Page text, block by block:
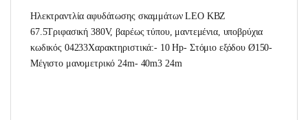
Ηλεκτραντλία αφυδάτωσης σκαμμάτων LEO KBZ
67.5Τριφασική 380V, βαρέως τύπου, μαντεμένια, υποβρύχια
κωδικός 04233Χαρακτηριστικά:- 10 Hp- Στόμιο εξόδου Ø150-
Μέγιστο μανομετρικό 24m- 40m3 24m